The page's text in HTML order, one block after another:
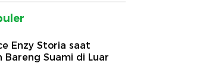
Enzy Storia saat
Bareng Suami di Luar